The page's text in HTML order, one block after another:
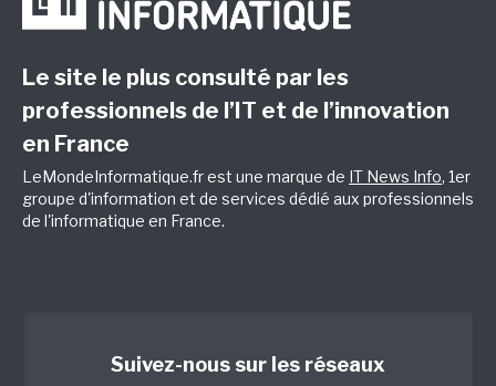
Le site le plus consulté par les
professionnels de l’IT et de l’innovation
en France
LeMondeInformatique.fr est une marque de IT News Info, 1er
groupe d'information et de services dédié aux professionnels
de l'informatique en France.
Suivez-nous sur les réseaux